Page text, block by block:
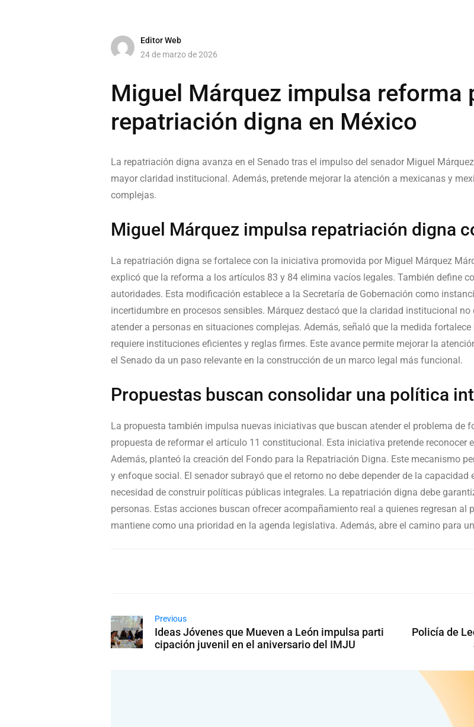
Editor Web
24 de marzo de 2026
Miguel Márquez impulsa reforma
repatriación digna en México
La repatriación digna avanza en el Senado tras el impulso del senador Miguel
mayor claridad institucional. Además, pretende mejorar la atención a mexicanas y
complejas.
Miguel Márquez impulsa repatriación digna
La repatriación digna se fortalece con la iniciativa promovida por Miguel Márquez
explicó que la reforma a los artículos 83 y 84 elimina vacíos legales. También define
autoridades. Esta modificación establece a la Secretaría de Gobernación como
incertidumbre en procesos sensibles. Márquez destacó que la claridad institucional
atender a personas en situaciones complejas. Además, señaló que la medida
requiere instituciones eficientes y reglas firmes. Este avance permite mejorar la
el Senado da un paso relevante en la construcción de un marco legal más funcional.
Propuestas buscan consolidar una política
La propuesta también impulsa nuevas iniciativas que buscan atender el problema de
propuesta de reformar el artículo 11 constitucional. Esta iniciativa pretende reconocer
Además, planteó la creación del Fondo para la Repatriación Digna. Este mecanismo
y enfoque social. El senador subrayó que el retorno no debe depender de la
necesidad de construir políticas públicas integrales. La repatriación digna debe
personas. Estas acciones buscan ofrecer acompañamiento real a quienes regresan al
mantiene como una prioridad en la agenda legislativa. Además, abre el camino para
Previous
Ideas Jóvenes que Mueven a León impulsa parti
cipación juvenil en el aniversario del IMJU
Policía de